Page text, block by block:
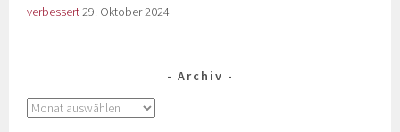
verbessert29. Oktober 2024
Archiv